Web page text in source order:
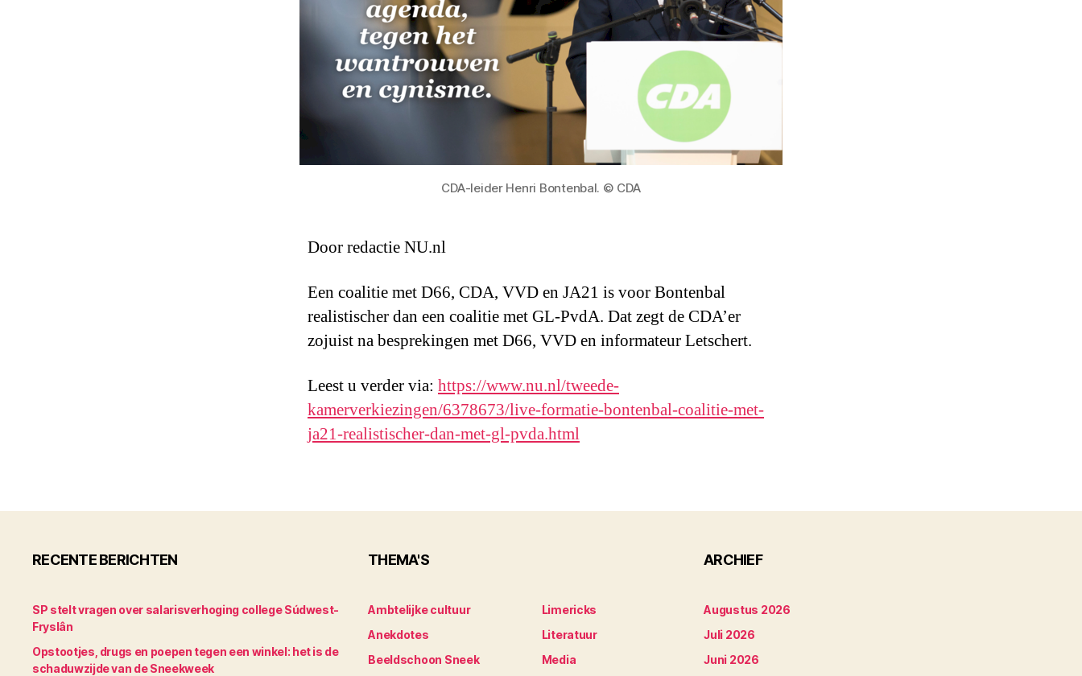
CDA-leider Henri Bontenbal. © CDA
Door redactie NU.nl
Een coalitie met D66, CDA, VVD en JA21 is voor Bontenbal
realistischer dan een coalitie met GL-PvdA. Dat zegt de CDA’er
zojuist na besprekingen met D66, VVD en informateur Letschert.
Leest u verder via: https://www.nu.nl/tweede-
kamerverkiezingen/6378673/live-formatie-bontenbal-coalitie-met-
ja21-realistischer-dan-met-gl-pvda.html
RECENTE BERICHTEN
SP stelt vragen over salarisverhoging college Súdwest-
Fryslân
Opstootjes, drugs en poepen tegen een winkel: het is de
schaduwzijde van de Sneekweek
THEMA'S
Ambtelijke cultuur
Anekdotes
Beeldschoon Sneek
Limericks
Literatuur
Media
ARCHIEF
Augustus 2026
Juli 2026
Juni 2026